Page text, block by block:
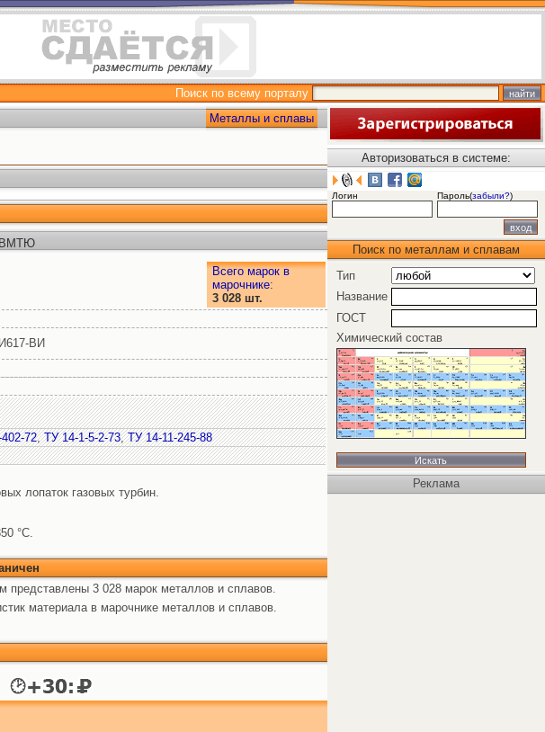
Поиск по всему порталу
Металлы и сплавы
Всего марок в
марочнике:
3 028 шт.
ВИ
72,ТУ 14-1-5-2-73,ТУ 14-11-245-88
лопаток газовых турбин.
°C.
представлены 3 028 марок металлов и сплавов.
материала в марочнике металлов и сплавов.
Авторизоваться в системе:
Логин Пароль(забыли?)
Поиск по металлам и сплавам
Тип
Название
ГОСТ
Химический состав
Реклама